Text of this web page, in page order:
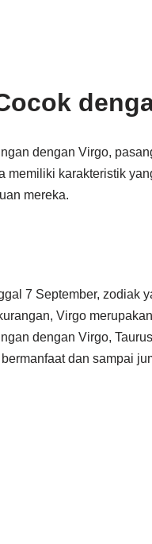
dengan Virgo,
memiliki karakteristik
mereka.
7 September, zodiak
Virgo
dengan Virgo,
dan sampai